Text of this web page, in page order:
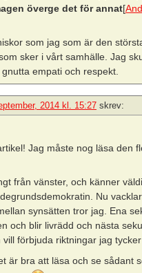
överge det för annat[
som jag som är den
sker i vårt samhälle. Jag
empati och respekt.
2014 kl. 15:27 skrev:
Jag måste nog läsa den
från vänster, och känner
Nu
synsätten tror jag. Ena
och blir livrädd och nästa
förbjuda riktningar jag
är bra att läsa och se sådant